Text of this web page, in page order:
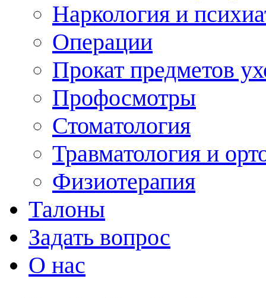
Наркология и
Операции
Прокат предметов
Профосмотры
Стоматология
Травматология и
Физиотерапия
Талоны
Задать вопрос
О нас